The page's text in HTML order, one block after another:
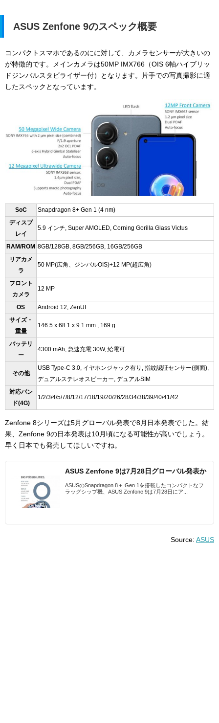
ASUS Zenfone 9のスペック概要
コンパクトスマホであるのにに対して、カメラセンサーが大きいの
が特徴的です。メインカメラは50MP IMX766（OIS 6軸ハイブリッ
ドジンバルスタビライザー付）となります。片手での写真撮影に適
したスペックとなっています。
SoC
Snapdragon 8+ Gen 1 (4 nm)
ディスプ
レイ
5.9 インチ, Super AMOLED, Corning Gorilla Glass Victus
RAM/ROM 8GB/128GB, 8GB/256GB, 16GB/256GB
リアカメ
ラ
50 MP(広角、ジンバルOIS)+12 MP(超広角)
フロント
カメラ
12 MP
OS
Android 12, ZenUI
サイズ・
重量
146.5 x 68.1 x 9.1 mm , 169 g
バッテリ
ー
4300 mAh, 急速充電 30W, 給電可
その他
USB Type-C 3.0, イヤホンジャック有り, 指紋認証センサー(側面),
デュアルステレオスピーカー, デュアルSIM
対応バン
ド(4G)
1/2/3/4/5/7/8/12/17/18/19/20/26/28/34/38/39/40/41/42
Zenfone 8シリーズは5月グローバル発表で8月日本発表でした。結
果、Zenfone 9の日本発表は10月頃になる可能性が高いでしょう。
早く日本でも発売してほしいですね。
ASUS Zenfone 9は7月28日グローバル発表か
ASUSのSnapdragon 8＋ Gen 1を搭載したコンパクトなフ
ラッグシップ機、ASUS Zenfone 9は7月28日にア...
Source: ASUS